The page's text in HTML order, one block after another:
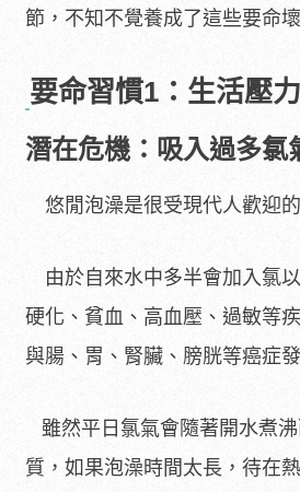
節 ，不知不覺養成了這些要命
要命習慣1：生活壓
潛在危機：吸入過多氯
悠閒泡澡是很受現代人歡迎
由於自來水中多半會加入氯
硬化、貧血、高血壓、過敏等
與腸、胃、腎臟、膀胱等癌症
雖然平日氯氣會隨著開水煮
質，如果泡澡時間太長，待在